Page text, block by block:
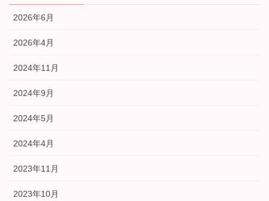
2026年6月
2026年4月
2024年11月
2024年9月
2024年5月
2024年4月
2023年11月
2023年10月